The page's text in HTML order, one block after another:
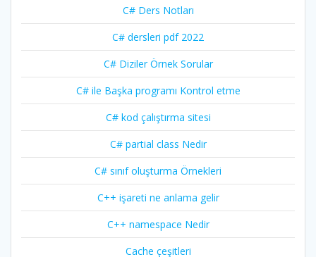
C# Ders Notları
C# dersleri pdf 2022
C# Diziler Örnek Sorular
C# ile Başka programı Kontrol etme
C# kod çalıştırma sitesi
C# partial class Nedir
C# sınıf oluşturma Örnekleri
C++ işareti ne anlama gelir
C++ namespace Nedir
Cache çeşitleri